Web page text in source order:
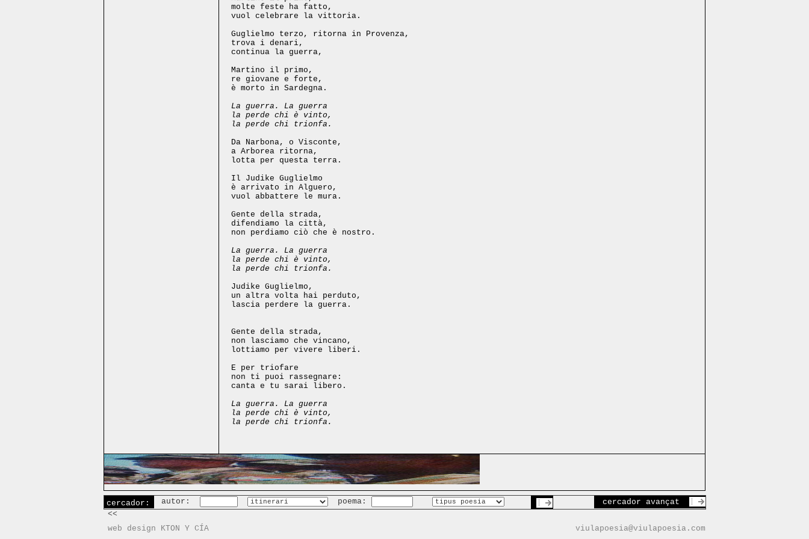
molte feste ha fatto,
vuol celebrare la vittoria.
Guglielmo terzo, ritorna in Provenza,
trova i denari,
continua la guerra,
Martino il primo,
re giovane e forte,
è morto in Sardegna.
La guerra. La guerra
la perde chi è vinto,
la perde chi trionfa.
Da Narbona, o Visconte,
a Arborea ritorna,
lotta per questa terra.
Il Judike Guglielmo
è arrivato in Alguero,
vuol abbattere le mura.
Gente della strada,
difendiamo la città,
non perdiamo ciò che è nostro.
La guerra. La guerra
la perde chi è vinto,
la perde chi trionfa.
Judike Guglielmo,
un altra volta hai perduto,
lascia perdere la guerra.
Gente della strada,
non lasciamo che vincano,
lottiamo per vivere liberi.
E per triofare
non ti puoi rassegnare:
canta e tu sarai libero.
La guerra. La guerra
la perde chi è vinto,
la perde chi trionfa.
cercador: autor: poema:
cercador avançat
<<
web design KTON Y CÍA
viulapoesia@viulapoesia.com